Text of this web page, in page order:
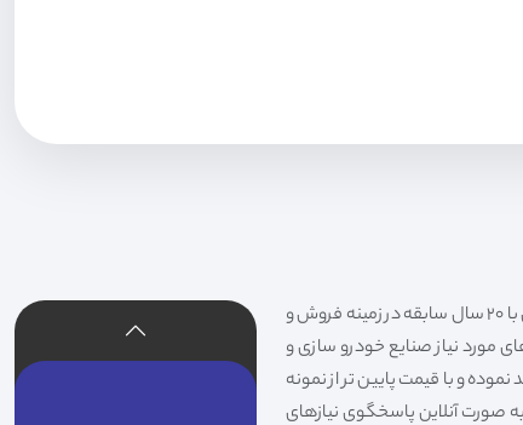
فیلتر شکری تهیه و توزیع کننده انواع فیلتر خودروهای سواری،سنگین،راهسازی و دستگاه های صنعتی و فیلتر های خاص با 20 سال سابقه در زمینه فروش و
مورد نیاز صنایع خودرو سازی و
و با قیمت پایین تر از نمونه
صورت آنلاین پاسخگوی نیازهای